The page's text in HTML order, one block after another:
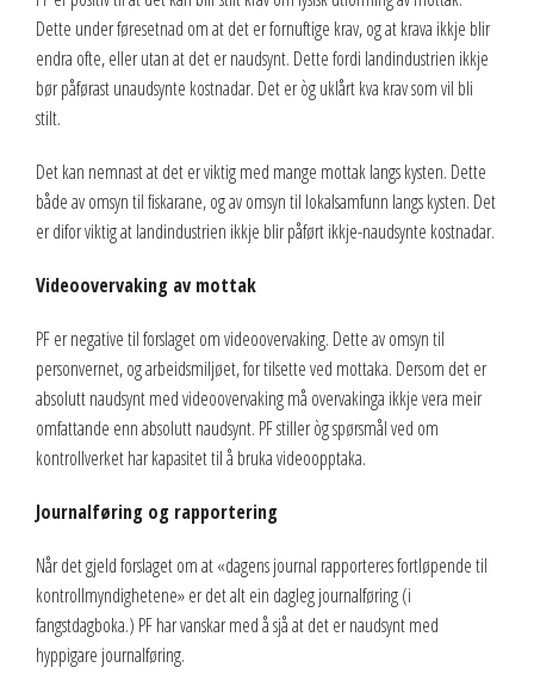
Dette under føresetnad om at det er fornuftige krav, og at krava ikkje blir
endra ofte, eller utan at det er naudsynt. Dette fordi landindustrien ikkje
bør påførast unaudsynte kostnadar. Det er òg uklårt kva krav som vil bli
stilt.
Det kan nemnast at det er viktig med mange mottak langs kysten. Dette
både av omsyn til fiskarane, og av omsyn til lokalsamfunn langs kysten. Det
er difor viktig at landindustrien ikkje blir påført ikkje-naudsynte kostnadar.
Videoovervaking av mottak
PF er negative til forslaget om videoovervaking. Dette av omsyn til
personvernet, og arbeidsmiljøet, for tilsette ved mottaka. Dersom det er
absolutt naudsynt med videoovervaking må overvakinga ikkje vera meir
omfattande enn absolutt naudsynt. PF stiller òg spørsmål ved om
kontrollverket har kapasitet til å bruka videoopptaka.
Journalføring og rapportering
Når det gjeld forslaget om at «dagens journal rapporteres fortløpende til
kontrollmyndighetene» er det alt ein dagleg journalføring (i
fangstdagboka.) PF har vanskar med å sjå at det er naudsynt med
hyppigare journalføring.